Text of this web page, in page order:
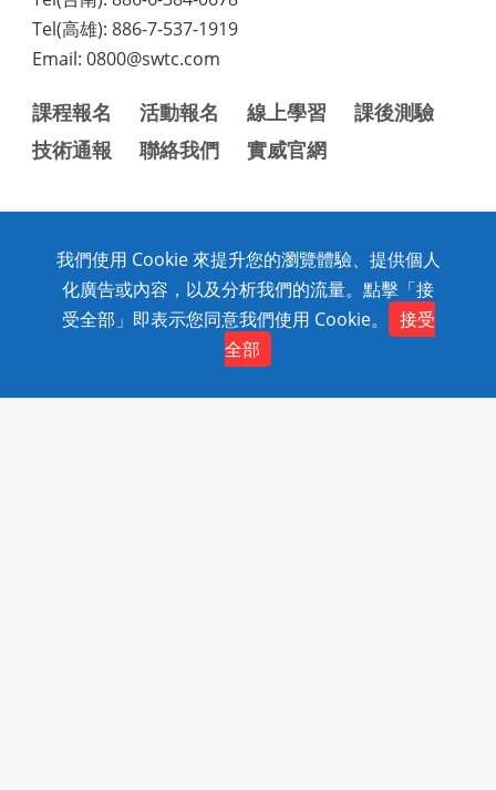
Tel(高雄): 886-7-537-1919
Email: 0800@swtc.com
課程報名 活動報名 線上學習
課後測驗
技術通報
聯絡我們 實威官網
Copyright © 2020 SolidWizard Technology Co.,Ltd. All
Rights Reserved.
我們使用 Cookie 來提升您的瀏覽體驗、提供個人
化廣告或內容，以及分析我們的流量。點擊「接
受全部」即表示您同意我們使用 Cookie。
接受
全部